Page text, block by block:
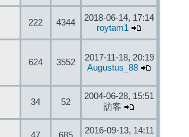
222 4344
2018-06-14, 17:14
roytam1
624 3552
2017-11-18, 20:19
Augustus_88
34 52
2004-06-28, 15:51
訪客
2016-09-13, 14:11